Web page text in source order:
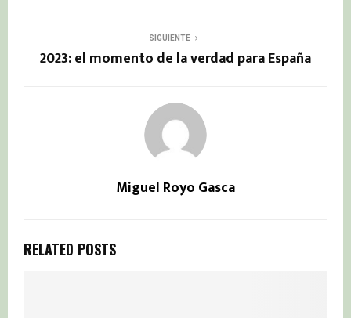
SIGUIENTE
2023: el momento de la verdad para España
Miguel Royo Gasca
RELATED POSTS